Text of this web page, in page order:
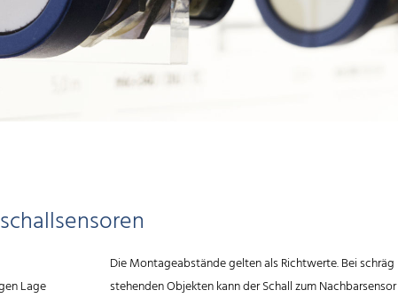
Lage
Die Montageabstände gelten als Richtwerte. Bei schräg
stehenden Objekten kann der Schall zum Nachbarsensor